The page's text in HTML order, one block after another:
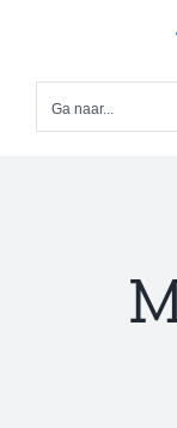
inhoud
Ga naar...